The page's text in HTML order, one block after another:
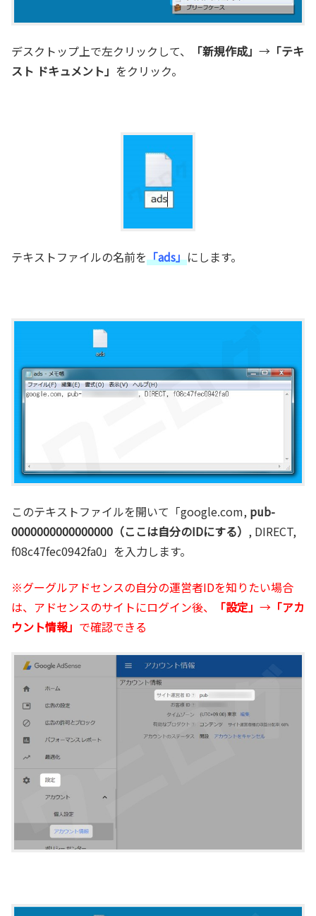
デスクトップ上で左クリックして、 「新規作成」 → 「テキ
スト ドキュメント」 をクリック。
テキストファイルの名前を「ads」にします。
このテキストファイルを開いて「google.com, pub-
0000000000000000（ここは自分のIDにする） , DIRECT,
f08c47fec0942fa0」を入力します。
※グーグルアドセンスの自分の運営者IDを知りたい場合
は、アドセンスのサイトにログイン後、
「設定」 → 「アカ
ウント情報」 で確認できる